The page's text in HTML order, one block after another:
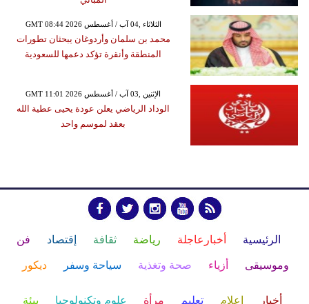
GMT 08:44 2026 الثلاثاء ,04 آب / أغسطس
محمد بن سلمان وأردوغان يبحثان تطورات
المنطقة وأنقرة تؤكد دعمها للسعودية
GMT 11:01 2026 الإثنين ,03 آب / أغسطس
الوداد الرياضي يعلن عودة يحيى عطية الله
بعقد لموسم واحد
الرئيسية أخبارعاجلة رياضة ثقافة إقتصاد فن
وموسيقى أزياء صحة وتغذية سياحة وسفر ديكور
أخبار إعلام تعليم مرأة علوم وتكنولوجيا بيئة